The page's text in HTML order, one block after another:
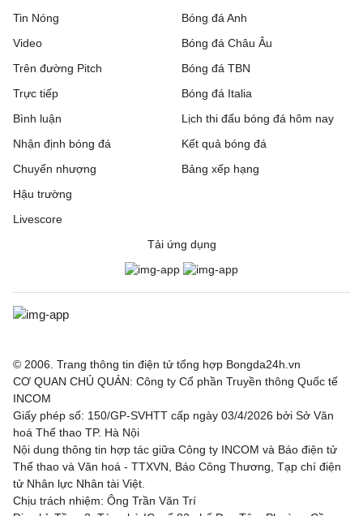
Tin Nóng
Video
Trên đường Pitch
Trực tiếp
Bóng đá Anh
Bóng đá Châu Âu
Bóng đá TBN
Bóng đá Italia
Bình luận
Nhận định bóng đá
Chuyển nhượng
Hậu trường
Livescore
Lịch thi đấu bóng đá hôm nay
Kết quả bóng đá
Bảng xếp hạng
Tải ứng dụng
© 2006. Trang thông tin điện tử tổng hợp Bongda24h.vn
CƠ QUAN CHỦ QUẢN: Công ty Cổ phần Truyền thông Quốc tế
INCOM
Giấy phép số: 150/GP-SVHTT cấp ngày 03/4/2026 bởi Sở Văn
hoá Thể thao TP. Hà Nội
Nội dung thông tin hợp tác giữa Công ty INCOM và Báo điện tử
Thể thao và Văn hoá - TTXVN, Báo Công Thương, Tạp chí điện
tử Nhân lực Nhân tài Việt.
Chịu trách nhiệm: Ông Trần Văn Trí